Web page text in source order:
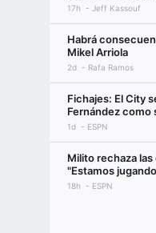
17h Jeff Kassouf
Habrá
Mikel Arriola
2d Rafa Ramos
Fichajes: El City
Fernández como
1d ESPN
Milito rechaza
"Estamos
18h ESPN